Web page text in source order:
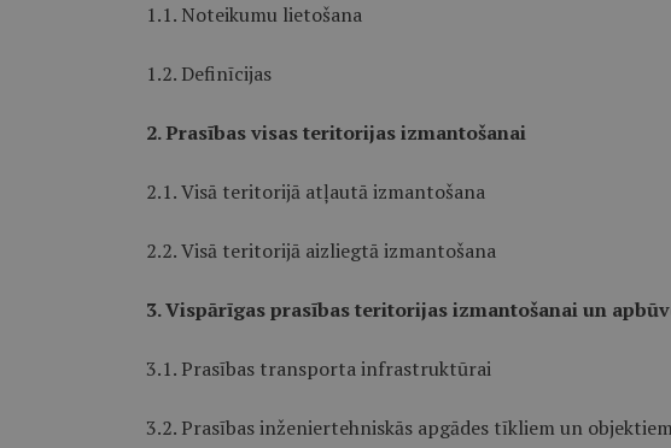
1.1. Noteikumu lietošana
1.2. Definīcijas
2. Prasības visas teritorijas izmantošanai
2.1. Visā teritorijā atļautā izmantošana
2.2. Visā teritorijā aizliegtā izmantošana
3. Vispārīgas prasības teritorijas izmantošanai un
3.1. Prasības transporta infrastruktūrai
3.2. Prasības inženiertehniskās apgādes tīkliem un